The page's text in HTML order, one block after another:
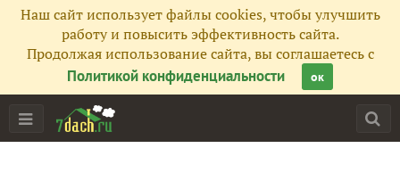
Наш сайт использует файлы cookies, чтобы улучшить
работу и повысить эффективность сайта.
Продолжая использование сайта, вы соглашаетесь с
Политикой конфиденциальности
ок